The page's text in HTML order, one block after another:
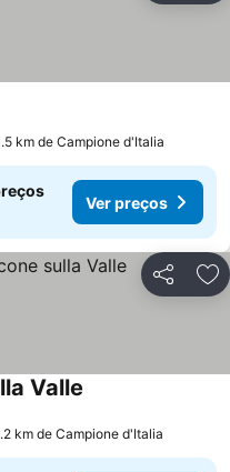
km de Campione d'Italia
Ver preços
Partilhar
Valle
km de Campione d'Italia